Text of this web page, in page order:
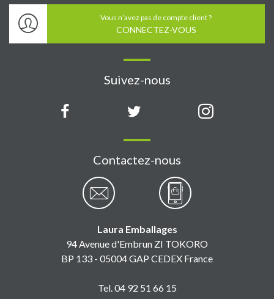
Vous n’avez pas de compte client ?
CONNECTEZ-VOUS
Suivez-nous
Contactez-nous
Laura Emballages
94 Avenue d'Embrun ZI TOKORO
BP 133 - 05004 GAP CEDEX France
Tel. 04 92 51 66 15